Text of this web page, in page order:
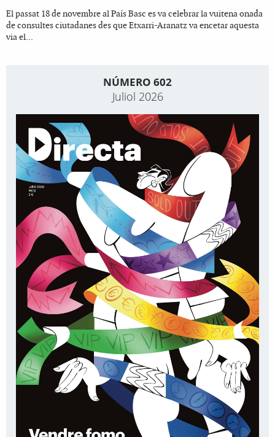
El passat 18 de novembre al País Basc es va celebrar la vuitena onada
de consultes ciutadanes des que Etxarri-Aranatz va encetar aquesta
via el...
NÚMERO 602
Juliol 2026